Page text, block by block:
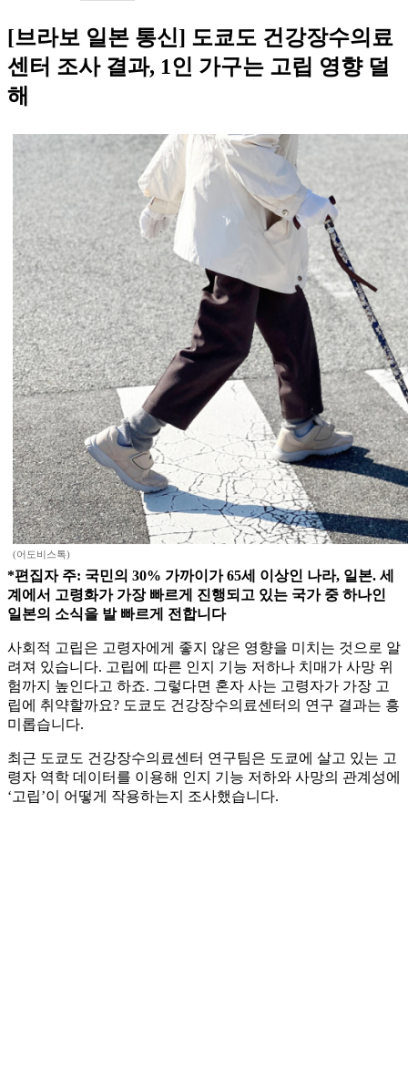
[브라보 일본 통신] 도쿄도 건강장수의료
센터 조사 결과, 1인 가구는 고립 영향 덜
해
(어도비스톡)
*편집자 주: 국민의 30% 가까이가 65세 이상인 나라, 일본. 세
계에서 고령화가 가장 빠르게 진행되고 있는 국가 중 하나인
일본의 소식을 발 빠르게 전합니다
사회적 고립은 고령자에게 좋지 않은 영향을 미치는 것으로 알
려져 있습니다. 고립에 따른 인지 기능 저하나 치매가 사망 위
험까지 높인다고 하죠. 그렇다면 혼자 사는 고령자가 가장 고
립에 취약할까요? 도쿄도 건강장수의료센터의 연구 결과는 흥
미롭습니다.
최근 도쿄도 건강장수의료센터 연구팀은 도쿄에 살고 있는 고
령자 역학 데이터를 이용해 인지 기능 저하와 사망의 관계성에
‘고립’이 어떻게 작용하는지 조사했습니다.